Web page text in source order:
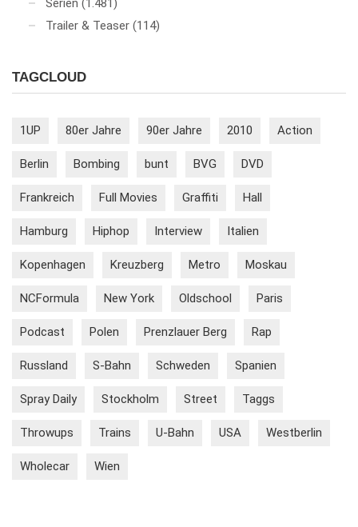
Serien (1.481)
Trailer & Teaser (114)
TAGCLOUD
1UP 80er Jahre 90er Jahre 2010 Action
Berlin Bombing bunt BVG DVD
Frankreich Full Movies Graffiti Hall
Hamburg Hiphop Interview Italien
Kopenhagen Kreuzberg Metro Moskau
NCFormula New York Oldschool Paris
Podcast Polen Prenzlauer Berg Rap
Russland S-Bahn Schweden Spanien
Spray Daily Stockholm Street Taggs
Throwups Trains U-Bahn USA Westberlin
Wholecar Wien